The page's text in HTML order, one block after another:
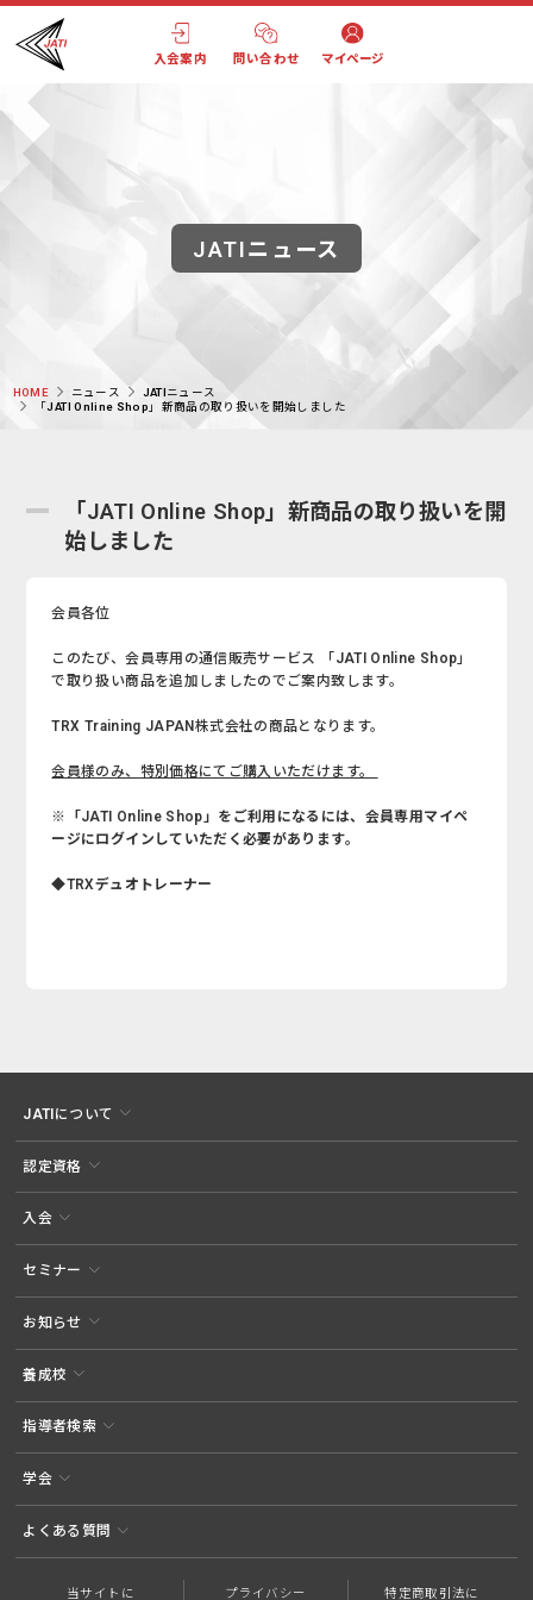
入会案内 問い合わせ マイページ
JATIニュース
HOME ニュース
JATIニュース
「JATI Online Shop」新商品の取り扱いを開始しました
「JATI Online Shop」新商品の取り扱いを開
始しました
会員各位
このたび、会員専用の通信販売サービス 「JATI Online Shop」
で取り扱い商品を追加しましたのでご案内致します。
TRX Training JAPAN株式会社の商品となります。
会員様のみ、特別価格にてご購入いただけます。
※「JATI Online Shop」をご利用になるには、会員専用マイペ
ージにログインしていただく必要があります。
◆TRXデュオトレーナー
JATIについて
認定資格
入会
セミナー
お知らせ
養成校
指導者検索
学会
よくある質問
当サイトに プライバシー 特定商取引法に